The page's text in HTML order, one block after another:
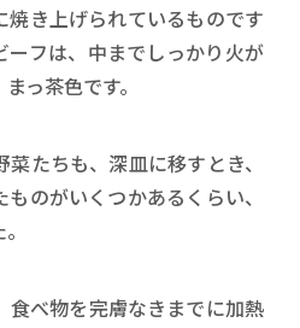
焼き上げられているものです
ーフは、中までしっかり火が
っ茶色です。
たちも、深皿に移すとき、
のがいくつかあるくらい、
食べ物を完膚なきまでに加熱